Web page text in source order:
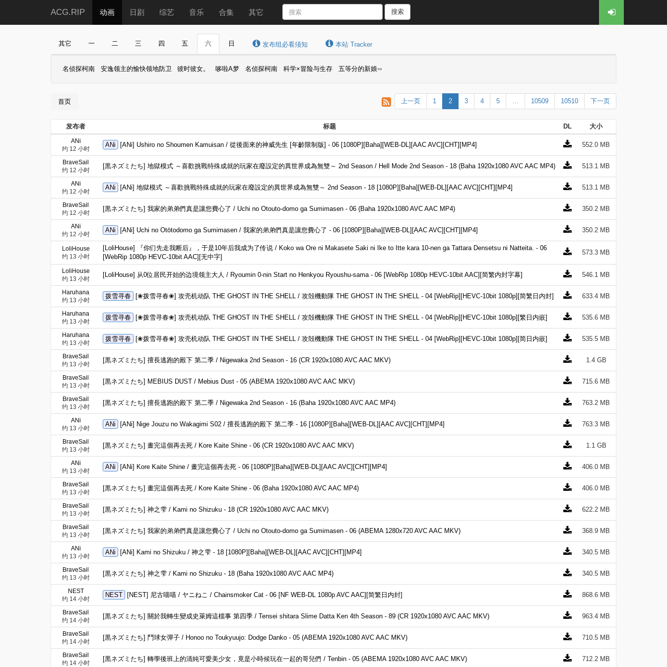
ACG.RIP 动画 日剧 综艺 音乐 合集 其它 搜索
其它 一 二 三 四 五 六 日 发布组必看须知 本站 Tracker
名侦探柯南 安逸领主的愉快领地防卫 彼时彼女。 哆啦A梦 名侦探柯南 科学×冒险与生存 五等分的新娘∽
上一页 1 2 3 4 5 … 10509 10510 下一页
首页
发布者 标题 DL 大小
ANi
约 12 小时
ANi [ANi] Ushiro no Shoumen Kamuisan / 從後面來的神威先生 [年齡限制版] - 06 [1080P][Baha][WEB-DL][AAC AVC][CHT][MP4] 552.0 MB
BraveSail
约 12 小时
[黒ネズミたち] 地獄模式 ～喜歡挑戰特殊成就的玩家在廢設定的異世界成為無雙～ 2nd Season / Hell Mode 2nd Season - 18 (Baha 1920x1080 AVC AAC MP4) 513.1 MB
ANi
约 12 小时
ANi [ANi] 地獄模式 ～喜歡挑戰特殊成就的玩家在廢設定的異世界成為無雙～ 2nd Season - 18 [1080P][Baha][WEB-DL][AAC AVC][CHT][MP4] 513.1 MB
BraveSail
约 12 小时
[黒ネズミたち] 我家的弟弟們真是讓您費心了 / Uchi no Otouto-domo ga Sumimasen - 06 (Baha 1920x1080 AVC AAC MP4) 350.2 MB
ANi
约 12 小时
ANi [ANi] Uchi no Otōtodomo ga Sumimasen / 我家的弟弟們真是讓您費心了 - 06 [1080P][Baha][WEB-DL][AAC AVC][CHT][MP4] 350.2 MB
LoliHouse
约 13 小时
[LoliHouse] 『你们先走我断后』，于是10年后我成为了传说 / Koko wa Ore ni Makasete Saki ni Ike to Itte kara 10-nen ga Tattara Densetsu ni Natteita. - 06
[WebRip 1080p HEVC-10bit AAC][无中字]
573.3 MB
LoliHouse
约 13 小时
[LoliHouse] 从0位居民开始的边境领主大人 / Ryoumin 0-nin Start no Henkyou Ryoushu-sama - 06 [WebRip 1080p HEVC-10bit AAC][简繁内封字幕] 546.1 MB
Haruhana
约 13 小时
拨雪寻春 [❀拨雪寻春❀] 攻壳机动队 THE GHOST IN THE SHELL / 攻殻機動隊 THE GHOST IN THE SHELL - 04 [WebRip][HEVC-10bit 1080p][简繁日内封] 633.4 MB
Haruhana
约 13 小时
拨雪寻春 [❀拨雪寻春❀] 攻壳机动队 THE GHOST IN THE SHELL / 攻殻機動隊 THE GHOST IN THE SHELL - 04 [WebRip][HEVC-10bit 1080p][繁日内嵌] 535.6 MB
Haruhana
约 13 小时
拨雪寻春 [❀拨雪寻春❀] 攻壳机动队 THE GHOST IN THE SHELL / 攻殻機動隊 THE GHOST IN THE SHELL - 04 [WebRip][HEVC-10bit 1080p][简日内嵌] 535.5 MB
BraveSail
约 13 小时
[黒ネズミたち] 擅長逃跑的殿下 第二季 / Nigewaka 2nd Season - 16 (CR 1920x1080 AVC AAC MKV) 1.4 GB
BraveSail
约 13 小时
[黒ネズミたち] MEBIUS DUST / Mebius Dust - 05 (ABEMA 1920x1080 AVC AAC MKV) 715.6 MB
BraveSail
约 13 小时
[黒ネズミたち] 擅長逃跑的殿下 第二季 / Nigewaka 2nd Season - 16 (Baha 1920x1080 AVC AAC MP4) 763.2 MB
ANi
约 13 小时
ANi [ANi] Nige Jouzu no Wakagimi S02 / 擅長逃跑的殿下 第二季 - 16 [1080P][Baha][WEB-DL][AAC AVC][CHT][MP4] 763.3 MB
BraveSail
约 13 小时
[黒ネズミたち] 畫完這個再去死 / Kore Kaite Shine - 06 (CR 1920x1080 AVC AAC MKV) 1.1 GB
ANi
约 13 小时
ANi [ANi] Kore Kaite Shine / 畫完這個再去死 - 06 [1080P][Baha][WEB-DL][AAC AVC][CHT][MP4] 406.0 MB
BraveSail
约 13 小时
[黒ネズミたち] 畫完這個再去死 / Kore Kaite Shine - 06 (Baha 1920x1080 AVC AAC MP4) 406.0 MB
BraveSail
约 13 小时
[黒ネズミたち] 神之雫 / Kami no Shizuku - 18 (CR 1920x1080 AVC AAC MKV) 622.2 MB
BraveSail
约 13 小时
[黒ネズミたち] 我家的弟弟們真是讓您費心了 / Uchi no Otouto-domo ga Sumimasen - 06 (ABEMA 1280x720 AVC AAC MKV) 368.9 MB
ANi
约 13 小时
ANi [ANi] Kami no Shizuku / 神之雫 - 18 [1080P][Baha][WEB-DL][AAC AVC][CHT][MP4] 340.5 MB
BraveSail
约 13 小时
[黒ネズミたち] 神之雫 / Kami no Shizuku - 18 (Baha 1920x1080 AVC AAC MP4) 340.5 MB
NEST
约 14 小时
NEST [NEST] 尼古喵喵 / ヤニねこ / Chainsmoker Cat - 06 [NF WEB-DL 1080p AVC AAC][简繁日内封] 868.6 MB
BraveSail
约 14 小时
[黒ネズミたち] 關於我轉生變成史萊姆這檔事 第四季 / Tensei shitara Slime Datta Ken 4th Season - 89 (CR 1920x1080 AVC AAC MKV) 963.4 MB
BraveSail
约 14 小时
[黒ネズミたち] 鬥球女彈子 / Honoo no Toukyuujo: Dodge Danko - 05 (ABEMA 1920x1080 AVC AAC MKV) 710.5 MB
BraveSail
约 14 小时
[黒ネズミたち] 轉學後班上的清純可愛美少女，竟是小時候玩在一起的哥兒們 / Tenbin - 05 (ABEMA 1920x1080 AVC AAC MKV) 712.2 MB